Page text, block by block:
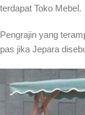
terdapat Toko Mebel.
Pengrajin yang
pas jika Jepara